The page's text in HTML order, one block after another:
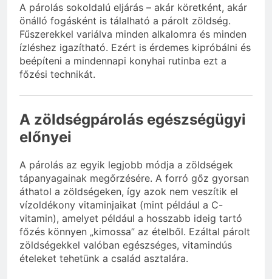
A párolás sokoldalú eljárás – akár köretként, akár
önálló fogásként is tálalható a párolt zöldség.
Fűszerekkel variálva minden alkalomra és minden
ízléshez igazítható. Ezért is érdemes kipróbálni és
beépíteni a mindennapi konyhai rutinba ezt a
főzési technikát.
A zöldségpárolás egészségügyi
előnyei
A párolás az egyik legjobb módja a zöldségek
tápanyagainak megőrzésére. A forró gőz gyorsan
áthatol a zöldségeken, így azok nem veszítik el
vízoldékony vitaminjaikat (mint például a C-
vitamin), amelyet például a hosszabb ideig tartó
főzés könnyen „kimossa” az ételből. Ezáltal párolt
zöldségekkel valóban egészséges, vitamindús
ételeket tehetünk a család asztalára.